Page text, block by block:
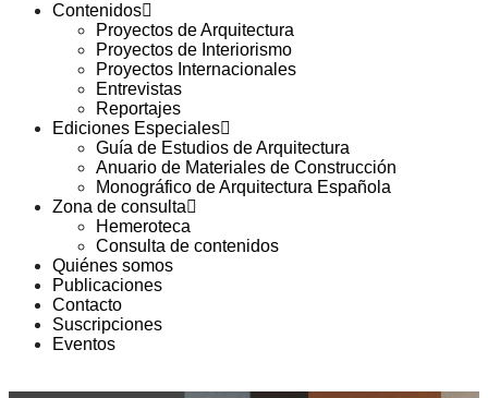
Contenidos
Proyectos de Arquitectura
Proyectos de Interiorismo
Proyectos Internacionales
Entrevistas
Reportajes
Ediciones Especiales
Guía de Estudios de Arquitectura
Anuario de Materiales de Construcción
Monográfico de Arquitectura Española
Zona de consulta
Hemeroteca
Consulta de contenidos
Quiénes somos
Publicaciones
Contacto
Suscripciones
Eventos